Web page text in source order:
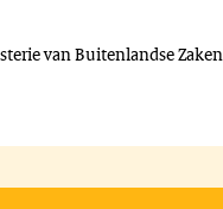
van Buitenlandse Zaken